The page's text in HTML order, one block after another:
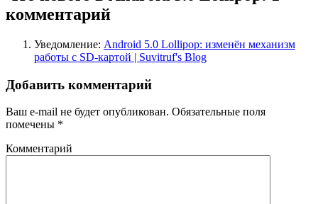
комментарий
Уведомление: Android 5.0 Lollipop: изменён механизм
работы с SD-картой | Suvitruf's Blog
Добавить комментарий
Ваш e-mail не будет опубликован. Обязательные поля
помечены *
Комментарий